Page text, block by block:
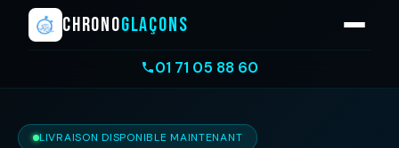
CHRONOGLAÇONS
01 71 05 88 60
LIVRAISON DISPONIBLE MAINTENANT